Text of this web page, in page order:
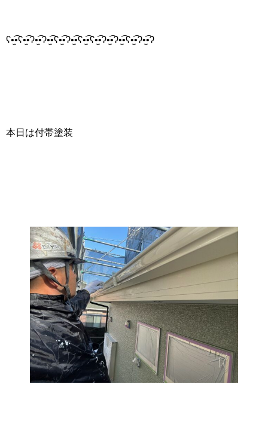
ʕ•̫͡•ʕ•̫͡•ʔ•̫͡•ʔ•̫͡•ʕ•̫͡•ʔ•̫͡•ʕ•̫͡•ʕ•̫͡•ʔ•̫͡•ʔ•̫͡•ʕ•̫͡•ʔ•̫͡•ʔ
本日は付帯塗装